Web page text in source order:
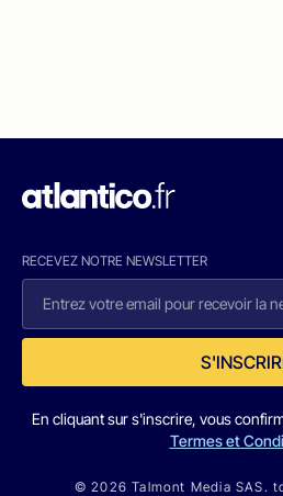
RECEVEZ NOTRE NEWSLETTER
En cliquant sur s'inscrire, vous
Termes et
© 2026 Talmont Media SAS.